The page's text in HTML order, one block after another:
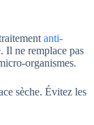
anti-
Il ne remplace pas
organismes.
sèche. Évitez les